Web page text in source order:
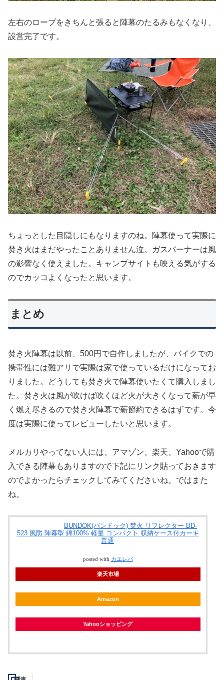
左右のロープをきちんと張ると陣幕のたるみもなくなり、
設営完了です。
ちょっとした目隠しにもなりますのね。陣幕使って実際に
焚き火はまだやったことありません泣。ガスバーナーは風
の影響なく使えました。キャンプサイトも映える気がする
のでカッコよくなったと思います。
まとめ
焚き火陣幕は以前、500円で自作しましたが、バイクでの
携帯性には難アリで実際は家で使っているだけになってお
りました。どうしても焚き火で陣幕使いたくて購入しまし
た。焚き火は風が吹けば吹くほど火が大きくなって薪が早
く燃え尽きるので焚き火陣幕で薪節約できるはずです。今
度は実際に使ってレビューしたいと思います。
メルカリやってない人には、アマゾン、楽天、Yahooで購
入できる陣幕もありますので下記にリンク貼っておきます
のでよかったらチェックしてみてくださいね。ではまた
ね。
BUNDOK(バンドック) 焚火 リフレクター BD-
523 風防 陣幕型 綿100% 軽量 コンパクト 収納ケース付カーキ
普通
posted with カエレバ
楽天市場
Amazon
Yahooショッピング